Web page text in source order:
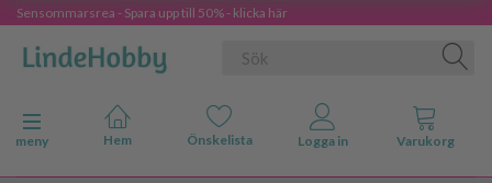
Sensommarsrea - Spara upp till 50% - klicka här
Ändra navigering
meny